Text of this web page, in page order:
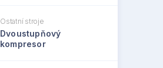
Ostatní stroje
Dvoustupňový
kompresor